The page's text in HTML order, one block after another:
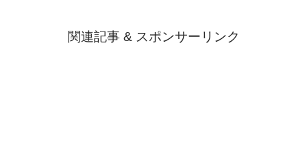
関連記事 & スポンサーリンク